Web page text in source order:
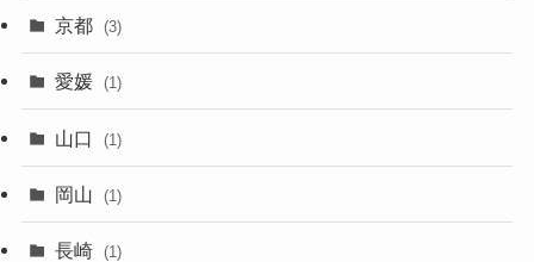
京都 (3)
愛媛 (1)
山口 (1)
岡山 (1)
長崎 (1)